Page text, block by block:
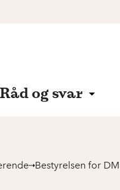
Råd og svar
Bestyrelsen for